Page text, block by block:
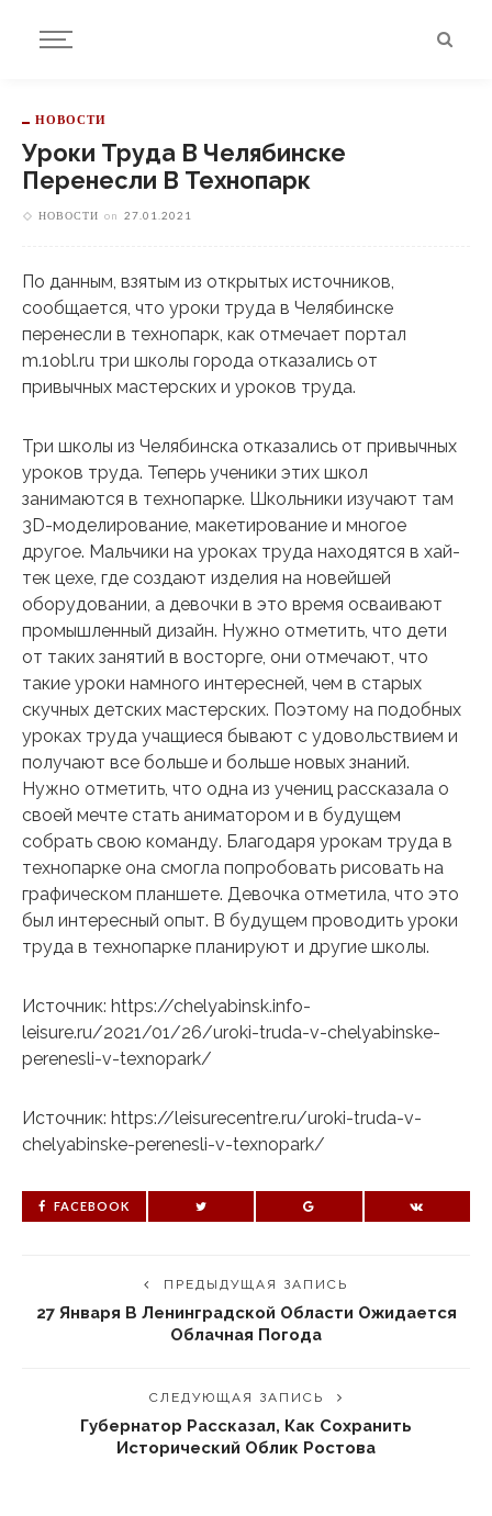
НОВОСТИ
Уроки Труда В Челябинске
Перенесли В Технопарк
НОВОСТИ on 27.01.2021
По данным, взятым из открытых источников,
сообщается, что уроки труда в Челябинске
перенесли в технопарк, как отмечает портал
m.1obl.ru три школы города отказались от
привычных мастерских и уроков труда.
Три школы из Челябинска отказались от привычных
уроков труда. Теперь ученики этих школ
занимаются в технопарке. Школьники изучают там
3D-моделирование, макетирование и многое
другое. Мальчики на уроках труда находятся в хай-
тек цехе, где создают изделия на новейшей
оборудовании, а девочки в это время осваивают
промышленный дизайн. Нужно отметить, что дети
от таких занятий в восторге, они отмечают, что
такие уроки намного интересней, чем в старых
скучных детских мастерских. Поэтому на подобных
уроках труда учащиеся бывают с удовольствием и
получают все больше и больше новых знаний.
Нужно отметить, что одна из учениц рассказала о
своей мечте стать аниматором и в будущем
собрать свою команду. Благодаря урокам труда в
технопарке она смогла попробовать рисовать на
графическом планшете. Девочка отметила, что это
был интересный опыт. В будущем проводить уроки
труда в технопарке планируют и другие школы.
Источник: https://chelyabinsk.info-
leisure.ru/2021/01/26/uroki-truda-v-chelyabinske-
perenesli-v-texnopark/
Источник: https://leisurecentre.ru/uroki-truda-v-
chelyabinske-perenesli-v-texnopark/
FACEBOOK
ПРЕДЫДУЩАЯ ЗАПИСЬ
27 Января В Ленинградской Области Ожидается
Облачная Погода
СЛЕДУЮЩАЯ ЗАПИСЬ
Губернатор Рассказал, Как Сохранить
Исторический Облик Ростова